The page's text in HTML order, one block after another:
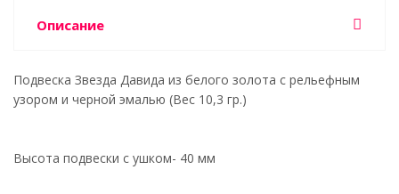
Описание
Подвеска Звезда Давида из белого золота с рельефным
узором и черной эмалью (Вес 10,3 гр.)
Высота подвески с ушком- 40 мм